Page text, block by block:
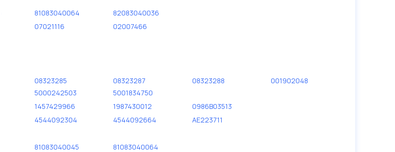
81083040064
82083040036
07021116
02007466
08323285 08323287 08323288
001902048
5000242503
5001834750
1457429966 1987430012
0986B03513
4544092304 4544092664
AE223711
81083040045
81083040064